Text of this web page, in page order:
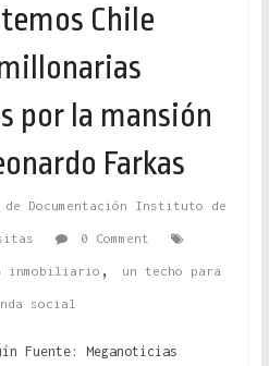
Chile
por la mansión
Farkas
de Documentación Instituto de
0 Comment
inmobiliario , un techo para
social
Fuente: Meganoticias